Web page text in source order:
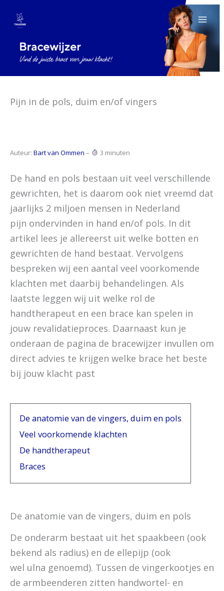
naar
inhoud
Pijn in de pols, duim en/of vingers
Auteur: Bart van Ommen – 3 minuten
De hand en pols bestaan uit veel verschillende
gewrichten, het is daarom ook niet vreemd dat
jaarlijks 2 miljoen mensen in Nederland
pijn ondervinden in hand en/of pols. In dit
artikel lees je allereerst uit welke botten en
gewrichten de hand bestaat. Vervolgens
bespreken wij een aantal veel voorkomende
klachten met daarbij behandelingen. Als
laatste leggen wij uit welke rol de
handtherapeut en een brace kan spelen in
jouw revalidatieproces. Daarnaast kun je
onderaan de pagina de bracewijzer invullen om
direct advies te krijgen welke brace het beste
bij jouw klacht past
De anatomie van de vingers, duim en pols
Veel voorkomende klachten
De handtherapeut
Braces
De anatomie van de vingers, duim en pols
De onderarm bestaat uit het spaakbeen (ook
bekend als radius) en de ellepijp (ook
wel ulna genoemd). Tussen de vingerkootjes en
de armbeenderen zitten handwortel- en